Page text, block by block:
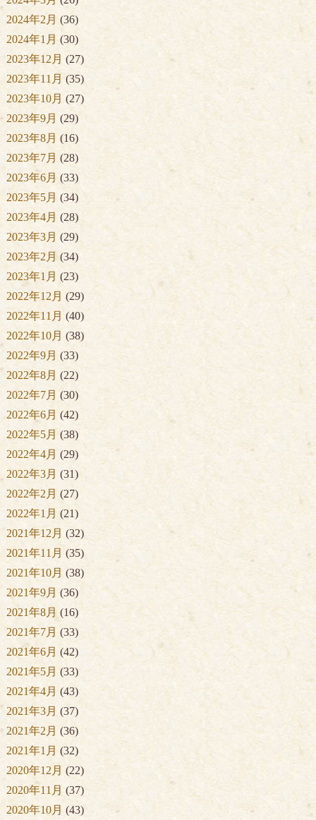
2024年2月 (36)
2024年1月 (30)
2023年12月 (27)
2023年11月 (35)
2023年10月 (27)
2023年9月 (29)
2023年8月 (16)
2023年7月 (28)
2023年6月 (33)
2023年5月 (34)
2023年4月 (28)
2023年3月 (29)
2023年2月 (34)
2023年1月 (23)
2022年12月 (29)
2022年11月 (40)
2022年10月 (38)
2022年9月 (33)
2022年8月 (22)
2022年7月 (30)
2022年6月 (42)
2022年5月 (38)
2022年4月 (29)
2022年3月 (31)
2022年2月 (27)
2022年1月 (21)
2021年12月 (32)
2021年11月 (35)
2021年10月 (38)
2021年9月 (36)
2021年8月 (16)
2021年7月 (33)
2021年6月 (42)
2021年5月 (33)
2021年4月 (43)
2021年3月 (37)
2021年2月 (36)
2021年1月 (32)
2020年12月 (22)
2020年11月 (37)
2020年10月 (43)